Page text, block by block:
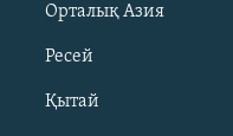
Орталық Азия
Ресей
Қытай